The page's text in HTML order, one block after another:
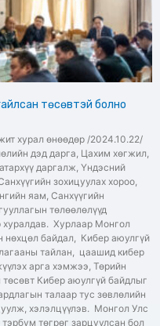
төсөвтэй болно
хурал өнөөдөр /2024.10.22/
дэд дарга, Цахим хөгжил,
даргалж, Үндэсний
зохицуулах хороо,
яам, Санхүүгийн
төлөөлөлүүд
хуралдав. Хурлаар Монгол
нөхцөл байдал, Кибер аюулгүй
тайлан, цаашид кибер
арга хэмжээ, Төрийн
Кибер аюулгүй байдлыг
талаар тус зөвлөлийн
хэлэлцүүлэв. Монгол Улс
төгрөг зарцуулсан бол